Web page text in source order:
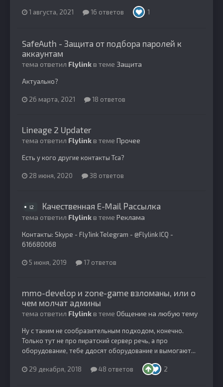
1 августа, 2021 16 ответов 1
SafeAuth - Защита от подбора паролей к
аккаунтам
тема ответил Flylinkв теме Защита
Актуально?
26 марта, 2021 18 ответов
Lineage 2 Updater
тема ответил Flylinkв теме Прочее
Есть у кого другие контакты Тса?
28 июня, 2020 38 ответов
l2 Качественная E-Mail Рассылка
тема ответил Flylinkв теме Реклама
Контакты: Skype - Fly1ink Telegram - @Flylink ICQ -
616680068
5 июня, 2019 17 ответов
mmo-develop и zone-game взломаны, или о
чем молчат админы
тема ответил Flylinkв теме Общение на любую тему
Ну с таким не сообразительным подходом, конечно.
Только тут не про пиратский сервер речь, а про
оборудование, тебе ддосят оборудование и вымогают...
29 декабря, 2018 48 ответов 2